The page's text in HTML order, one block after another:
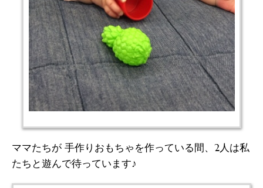
ママたちが 手作りおもちゃを作っている間、2人は私
たちと遊んで待っています♪